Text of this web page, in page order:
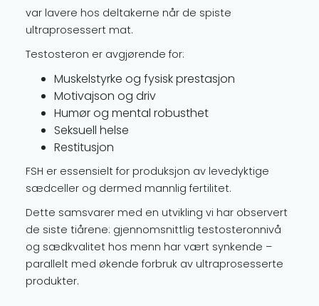
var lavere hos deltakerne når de spiste
ultraprosessert mat.
Testosteron er avgjørende for:
Muskelstyrke og fysisk prestasjon
Motivajson og driv
Humør og mental robusthet
Seksuell helse
Restitusjon
FSH er essensielt for produksjon av levedyktige
sædceller og dermed mannlig fertilitet.
Dette samsvarer med en utvikling vi har observert
de siste tiårene: gjennomsnittlig testosteronnivå
og sædkvalitet hos menn har vært synkende –
parallelt med økende forbruk av ultraprosesserte
produkter.